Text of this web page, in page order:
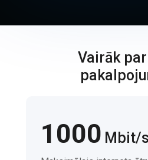
Vairāk
1000 Mbit/s